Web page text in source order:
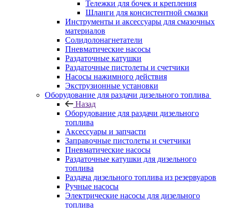
Тележки для бочек и крепления
Шланги для консистентной смазки
Инструменты и аксессуары для смазочных
материалов
Солидолонагнетатели
Пневматические насосы
Раздаточные катушки
Раздаточные пистолеты и счетчики
Насосы нажимного действия
Экструзионные установки
Оборудование для раздачи дизельного топлива
Назад
Оборудование для раздачи дизельного
топлива
Аксессуары и запчасти
Заправочные пистолеты и счетчики
Пневматические насосы
Раздаточные катушки для дизельного
топлива
Раздача дизельного топлива из резервуаров
Ручные насосы
Электрические насосы для дизельного
топлива